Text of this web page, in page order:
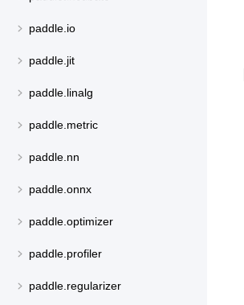
paddle.io
paddle.jit
paddle.linalg
paddle.metric
paddle.nn
paddle.onnx
paddle.optimizer
paddle.profiler
paddle.regularizer